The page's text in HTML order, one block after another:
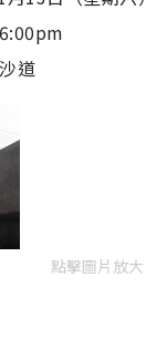
道
點擊圖片放大